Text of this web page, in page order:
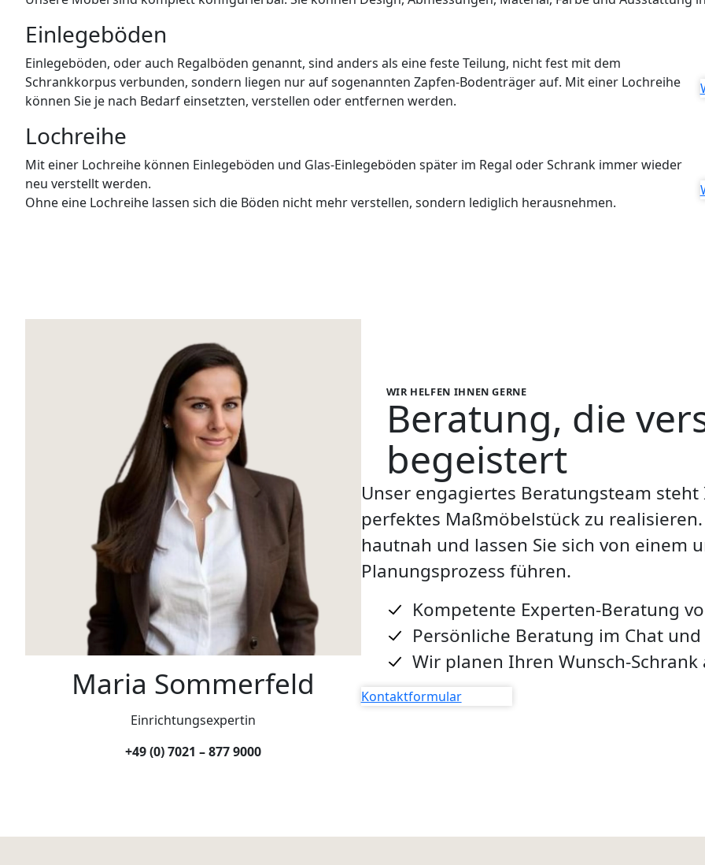
Einlegeböden
Einlegeböden, oder auch Regalböden genannt, sind anders als eine feste Teilung, nicht fest mit dem
Schrankkorpus verbunden, sondern liegen nur auf sogenannten Zapfen-Bodenträger auf. Mit einer Lochreihe
können Sie je nach Bedarf einsetzten, verstellen oder entfernen werden.
Lochreihe
Mit einer Lochreihe können Einlegeböden und Glas-Einlegeböden später im Regal oder Schrank immer wieder
neu verstellt werden.
Ohne eine Lochreihe lassen sich die Böden nicht mehr verstellen, sondern lediglich herausnehmen.
Maria Sommerfeld
Einrichtungsexpertin
+49 (0) 7021 – 877 9000
WIR HELFEN IHNEN GERNE
Beratung, die
begeistert
Unser engagiertes Beratungsteam
perfektes Maßmöbelstück zu
hautnah und lassen Sie sich von einem
Planungsprozess führen.
Kompetente Experten-Beratung
Persönliche Beratung im Chat
Wir planen Ihren Wunsch-
Kontaktformular